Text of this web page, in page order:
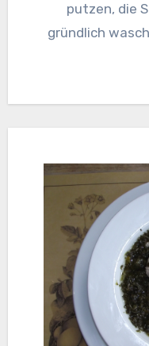
putzen, die
gründlich